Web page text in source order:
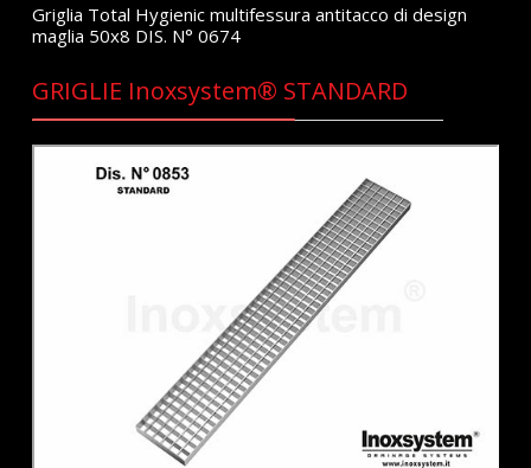
Griglia Total Hygienic multifessura antitacco di design
maglia 50x8 DIS. N° 0674
GRIGLIE Inoxsystem® STANDARD